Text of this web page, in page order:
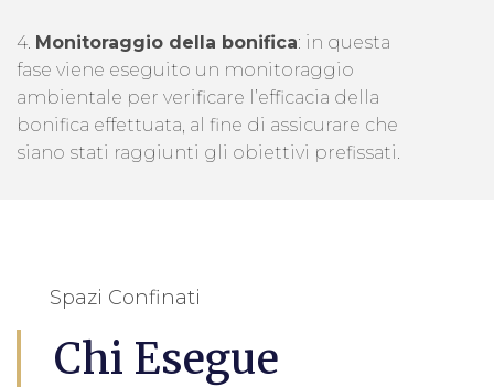
4. Monitoraggio della bonifica: in questa
fase viene eseguito un monitoraggio
ambientale per verificare l’efficacia della
bonifica effettuata, al fine di assicurare che
siano stati raggiunti gli obiettivi prefissati.
Spazi Confinati
Chi Esegue